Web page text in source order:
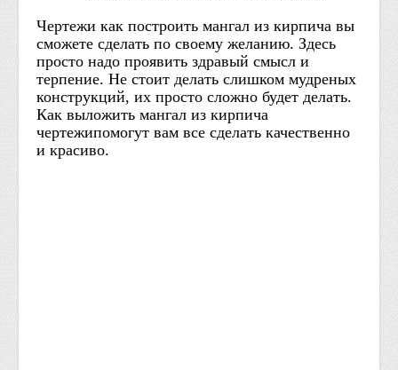
Чертежи как построить мангал из кирпича вы
сможете сделать по своему желанию. Здесь
просто надо проявить здравый смысл и
терпение. Не стоит делать слишком мудреных
конструкций, их просто сложно будет делать.
Как выложить мангал из кирпича
чертежипомогут вам все сделать качественно
и красиво.